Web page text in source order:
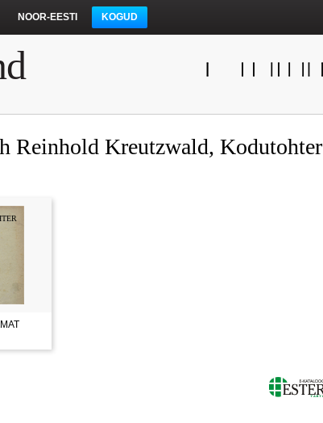
NOOR-EESTI KOGUD
Reinhold Kreutzwald, Kodutohter